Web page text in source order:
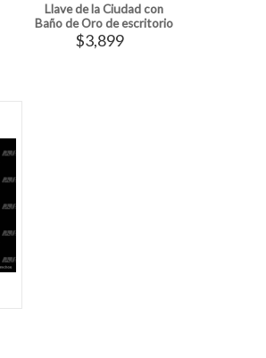
Llave de la Ciudad con
Baño de Oro de escritorio
$3,899